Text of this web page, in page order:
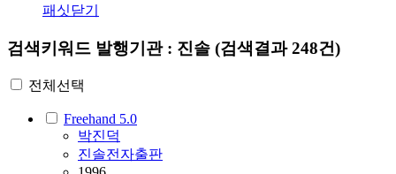
패싯닫기
검색키워드 발행기관 : 진솔 (검색결과 248건)
전체선택
Freehand 5.0
박진덕
진솔전자출판